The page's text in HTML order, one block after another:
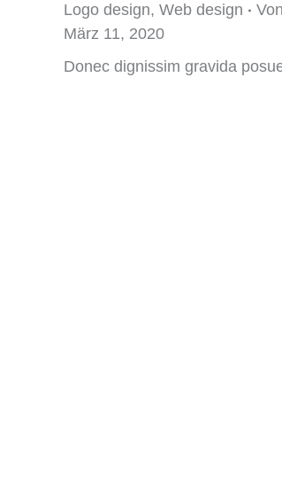
Logo design, Web design Von
März 11, 2020
Donec dignissim gravida